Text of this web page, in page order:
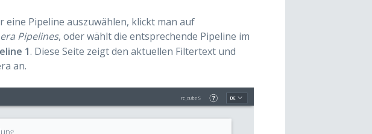
eine Pipeline auszuwählen, klickt man auf
Pipelines, oder wählt die entsprechende Pipeline im
1. Diese Seite zeigt den aktuellen Filtertext und
an.